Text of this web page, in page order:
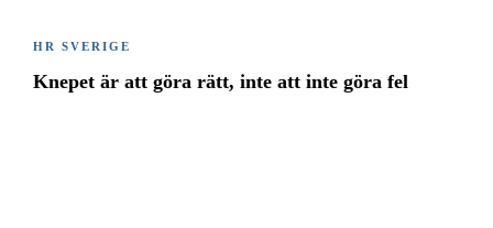
HR SVERIGE
Knepet är att göra rätt, inte att inte göra fel